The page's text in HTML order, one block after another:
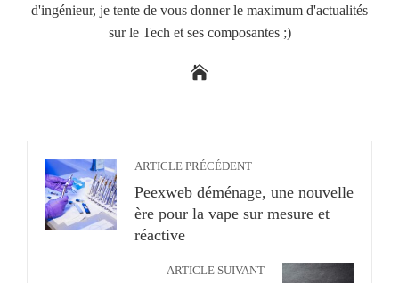
d'ingénieur, je tente de vous donner le maximum d'actualités
sur le Tech et ses composantes ;)
ARTICLE PRÉCÉDENT
Peexweb déménage, une nouvelle
ère pour la vape sur mesure et
réactive
ARTICLE SUIVANT